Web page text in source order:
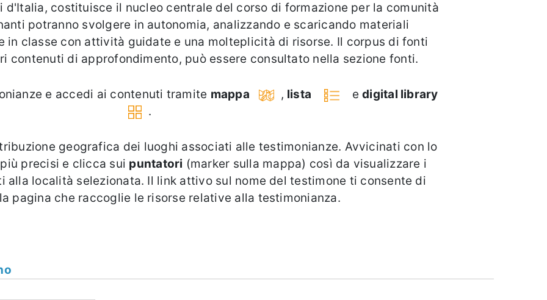
costituisce il nucleo centrale del corso di formazione per la comunità
potranno svolgere in autonomia, analizzando e scaricando materiali
con attività guidate e una molteplicità di risorse. Il corpus di fonti
contenuti di approfondimento, può essere consultato nella sezione fonti.
e accedi ai contenuti tramite mappa , lista edigital library
.
geografica dei luoghi associati alle testimonianze. Avvicinati con lo
precisi e clicca sui puntatori (marker sulla mappa) così da visualizzare i
alla località selezionata. Il link attivo sul nome del testimone ti consente di
pagina che raccoglie le risorse relative alla testimonianza.